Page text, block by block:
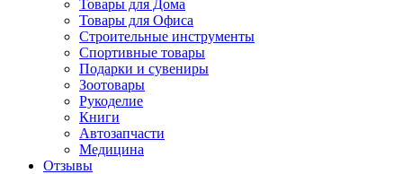
Товары для Дома
Товары для Офиса
Строительные инструменты
Спортивные товары
Подарки и сувениры
Зоотовары
Рукоделие
Книги
Автозапчасти
Медицина
Отзывы